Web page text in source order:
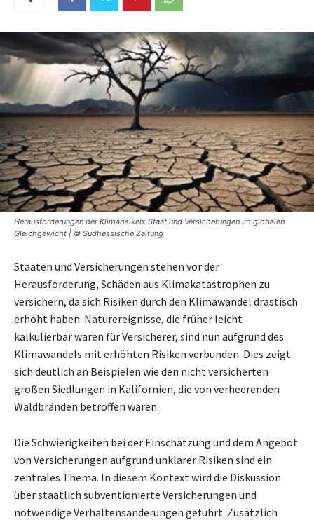
Herausforderungen der Klimarisiken: Staat und Versicherungen im globalen
Gleichgewicht | © Südhessische Zeitung
Staaten und Versicherungen stehen vor der
Herausforderung, Schäden aus Klimakatastrophen zu
versichern, da sich Risiken durch den Klimawandel drastisch
erhöht haben. Naturereignisse, die früher leicht
kalkulierbar waren für Versicherer, sind nun aufgrund des
Klimawandels mit erhöhten Risiken verbunden. Dies zeigt
sich deutlich an Beispielen wie den nicht versicherten
großen Siedlungen in Kalifornien, die von verheerenden
Waldbränden betroffen waren.
Die Schwierigkeiten bei der Einschätzung und dem Angebot
von Versicherungen aufgrund unklarer Risiken sind ein
zentrales Thema. In diesem Kontext wird die Diskussion
über staatlich subventionierte Versicherungen und
notwendige Verhaltensänderungen geführt. Zusätzlich